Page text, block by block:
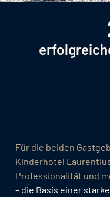
Für die beiden
Kinderhotel
Professionalität und
– die Basis einer